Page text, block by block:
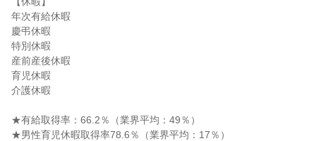
年次有給休暇
慶弔休暇
特別休暇
産前産後休暇
育児休暇
介護休暇
★有給取得率：66.2％（業界平均：49％）
★男性育児休暇取得率78.6％（業界平均：17％）